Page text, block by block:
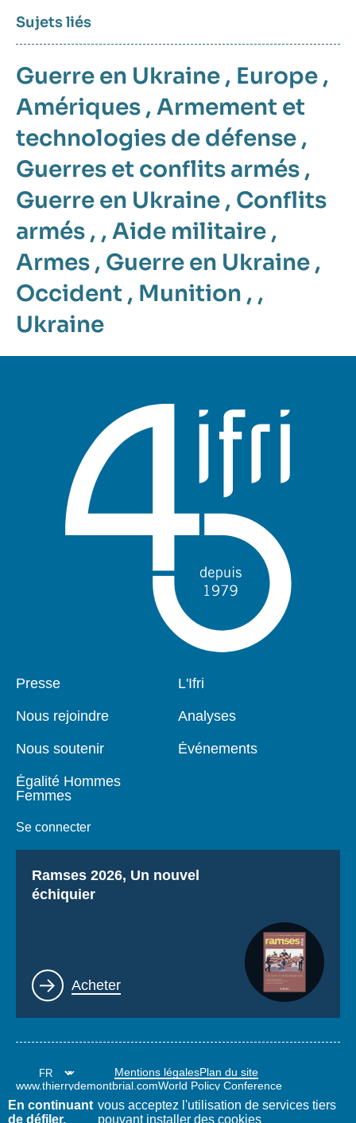
Sujets liés
Guerre en Ukraine , Europe ,
Amériques , Armement et
technologies de défense ,
Guerres et conflits armés ,
Guerre en Ukraine , Conflits
armés , , Aide militaire ,
Armes , Guerre en Ukraine ,
Occident , Munition , ,
Ukraine
Pied
Presse
Nous rejoindre
Nous soutenir
Égalité Hommes
Femmes
Se connecter
Navigation
L'Ifri
Analyses
Événements
Titre
Ramses 2026, Un nouvel
échiquier
Lien
Acheter
Mentions légalesPlan du site
www.thierrydemontbrial.comWorld Policy Conference
En continuant
de défiler,
vous acceptez l'utilisation de services tiers
pouvant installer des cookies